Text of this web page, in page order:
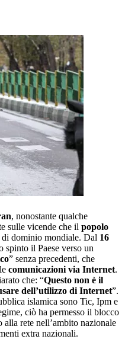
, nonostante qualche
sulle vicende che il popolo
di dominio mondiale. Dal 16
spinto il Paese verso un
” senza precedenti, che
comunicazioni via Internet.
che: “Questo non è il
dell’utilizzo di Internet”.
islamica sono Tic, Ipm e
ciò ha permesso il blocco
alla rete nell’ambito nazionale
extra nazionali.